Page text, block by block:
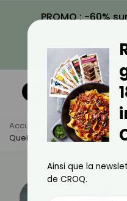
PROMO : -60%
Accueil Actus
Santé
Quelle Est La Tension
Ainsi que la
de CROQ.